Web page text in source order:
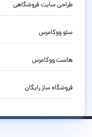
طراحی سایت فروشگاهی
سئو ووکامرس
هاست ووکامرس
فروشگاه ساز رایگان